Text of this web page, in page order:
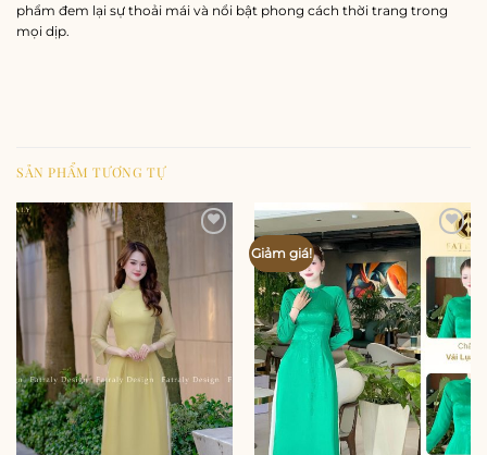
phẩm đem lại sự thoải mái và nổi bật phong cách thời trang trong
mọi dịp.
SẢN PHẨM TƯƠNG TỰ
Giảm giá!
Add to
wishlist